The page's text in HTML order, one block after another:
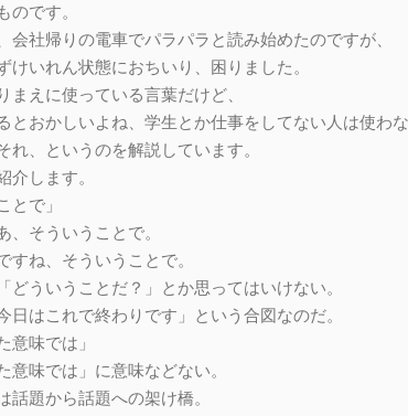
のです。
会社帰りの電車でパラパラと読み始めたのですが、
けいれん状態におちいり、困りました。
まえに使っている言葉だけど、
とおかしいよね、学生とか仕事をしてない人は使わ
れ、というのを解説しています。
介します。
で」
そういうことで。
ね、そういうことで。
ういうことだ？」とか思ってはいけない。
はこれで終わりです」という合図なのだ。
味では」
味では」に意味などない。
題から話題への架け橋。